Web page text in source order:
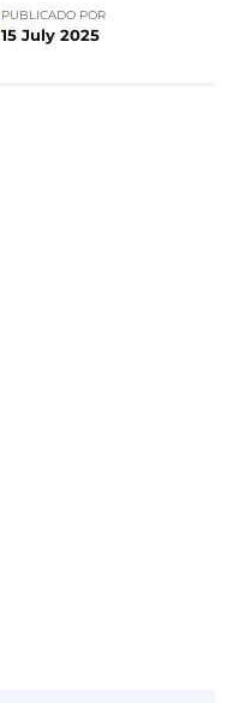
PUBLICADO POR
15 July 2025